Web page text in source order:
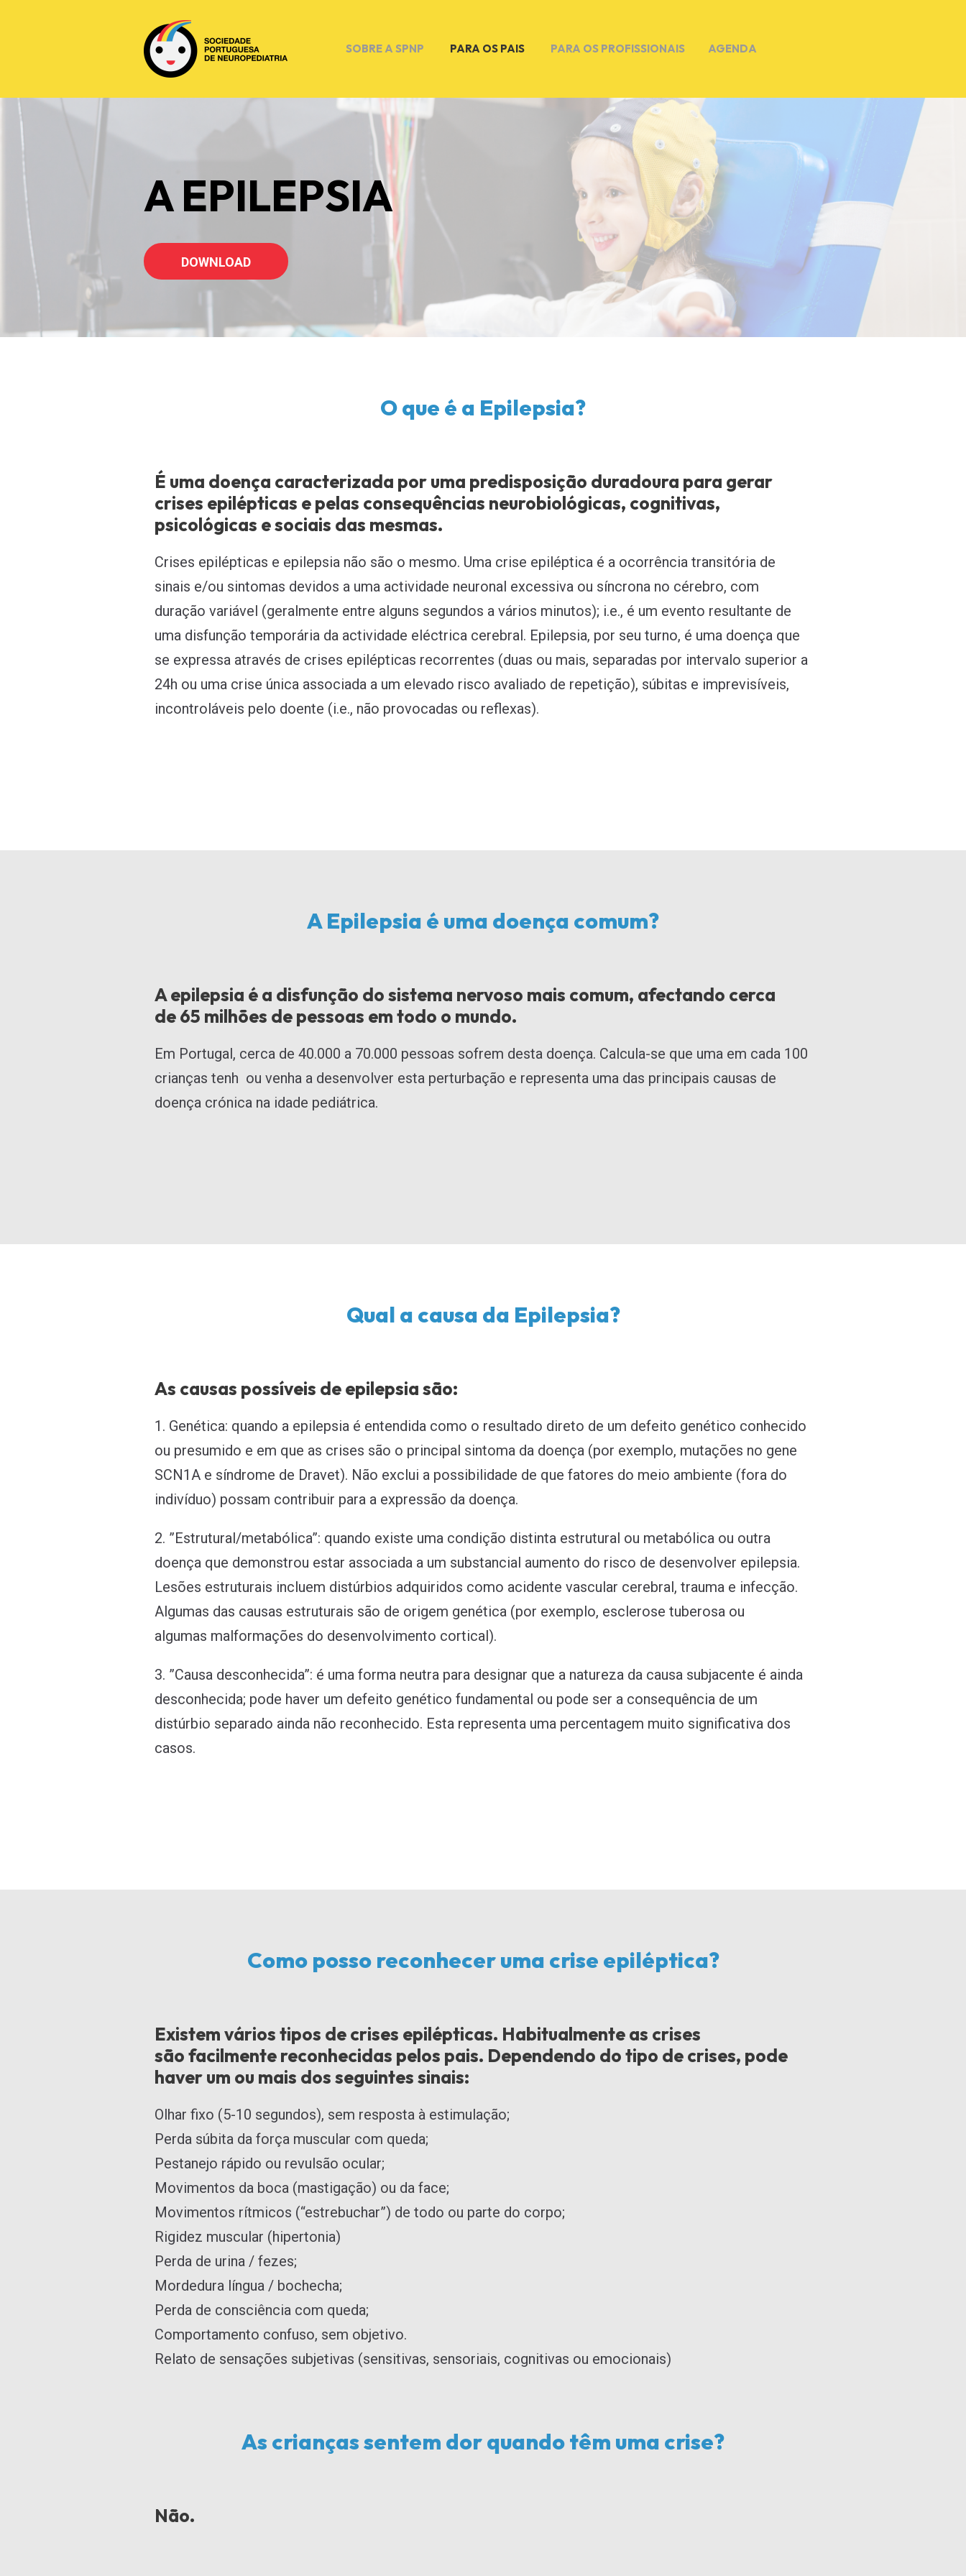
SOBRE A SPNP PARA OS PAIS PARA OS PROFISSIONAIS AGENDA
A EPILEPSIA
DOWNLOAD
O que é a Epilepsia?
É uma doença caracterizada por uma predisposição duradoura para gerar
crises epilépticas e pelas consequências neurobiológicas, cognitivas,
psicológicas e sociais das mesmas.
Crises epilépticas e epilepsia não são o mesmo. Uma crise epiléptica é a ocorrência transitória de
sinais e/ou sintomas devidos a uma actividade neuronal excessiva ou síncrona no cérebro, com
duração variável (geralmente entre alguns segundos a vários minutos); i.e., é um evento resultante de
uma disfunção temporária da actividade eléctrica cerebral. Epilepsia, por seu turno, é uma doença que
se expressa através de crises epilépticas recorrentes (duas ou mais, separadas por intervalo superior a
24h ou uma crise única associada a um elevado risco avaliado de repetição), súbitas e imprevisíveis,
incontroláveis pelo doente (i.e., não provocadas ou reflexas).
A Epilepsia é uma doença comum?
A epilepsia é a disfunção do sistema nervoso mais comum, afectando cerca
de 65 milhões de pessoas em todo o mundo.
Em Portugal, cerca de 40.000 a 70.000 pessoas sofrem desta doença. Calcula-se que uma em cada 100
crianças tenh ou venha a desenvolver esta perturbação e representa uma das principais causas de
doença crónica na idade pediátrica.
Qual a causa da Epilepsia?
As causas possíveis de epilepsia são:
1. Genética: quando a epilepsia é entendida como o resultado direto de um defeito genético conhecido
ou presumido e em que as crises são o principal sintoma da doença (por exemplo, mutações no gene
SCN1A e síndrome de Dravet). Não exclui a possibilidade de que fatores do meio ambiente (fora do
indivíduo) possam contribuir para a expressão da doença.
2. ”Estrutural/metabólica”: quando existe uma condição distinta estrutural ou metabólica ou outra
doença que demonstrou estar associada a um substancial aumento do risco de desenvolver epilepsia.
Lesões estruturais incluem distúrbios adquiridos como acidente vascular cerebral, trauma e infecção.
Algumas das causas estruturais são de origem genética (por exemplo, esclerose tuberosa ou
algumas malformações do desenvolvimento cortical).
3. ”Causa desconhecida”: é uma forma neutra para designar que a natureza da causa subjacente é ainda
desconhecida; pode haver um defeito genético fundamental ou pode ser a consequência de um
distúrbio separado ainda não reconhecido. Esta representa uma percentagem muito significativa dos
casos.
Como posso reconhecer uma crise epiléptica?
Existem vários tipos de crises epilépticas. Habitualmente as crises
são facilmente reconhecidas pelos pais. Dependendo do tipo de crises, pode
haver um ou mais dos seguintes sinais:
Olhar fixo (5-10 segundos), sem resposta à estimulação;
Perda súbita da força muscular com queda;
Pestanejo rápido ou revulsão ocular;
Movimentos da boca (mastigação) ou da face;
Movimentos rítmicos (“estrebuchar”) de todo ou parte do corpo;
Rigidez muscular (hipertonia)
Perda de urina / fezes;
Mordedura língua / bochecha;
Perda de consciência com queda;
Comportamento confuso, sem objetivo.
Relato de sensações subjetivas (sensitivas, sensoriais, cognitivas ou emocionais)
As crianças sentem dor quando têm uma crise?
Não.